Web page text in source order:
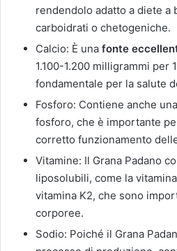
rendendolo adatto a diete a
carboidrati o chetogeniche.
Calcio: È una fonte
1.100-1.200 milligrammi per
fondamentale per la salute
Fosforo: Contiene anche
fosforo, che è importante
corretto funzionamento
Vitamine: Il Grana Padano
liposolubili, come la
vitamina K2, che sono
corporee.
Sodio: Poiché il Grana